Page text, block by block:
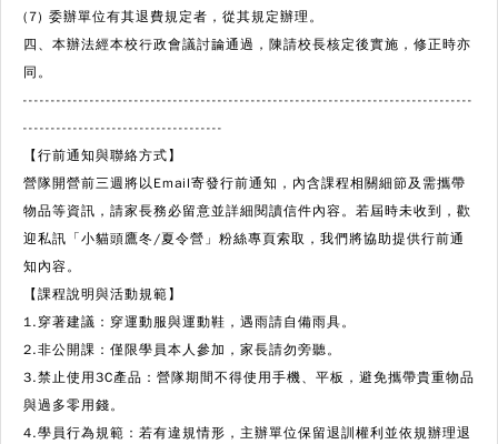
(7) 委辦單位有其退費規定者，從其規定辦理。
四、本辦法經本校行政會議討論通過，陳請校長核定後實施，修正時亦
同。
---------------------------------------------------------------------------------
------------------------------------
【行前通知與聯絡方式】
營隊開營前三週將以Email寄發行前通知，內含課程相關細節及需攜帶
物品等資訊，請家長務必留意並詳細閱讀信件內容。若屆時未收到，歡
迎私訊「小貓頭鷹冬/夏令營」粉絲專頁索取，我們將協助提供行前通
知內容。
【課程說明與活動規範】
1.穿著建議：穿運動服與運動鞋，遇雨請自備雨具。
2.非公開課：僅限學員本人參加，家長請勿旁聽。
3.禁止使用3C產品：營隊期間不得使用手機、平板，避免攜帶貴重物品
與過多零用錢。
4.學員行為規範：若有違規情形，主辦單位保留退訓權利並依規辦理退